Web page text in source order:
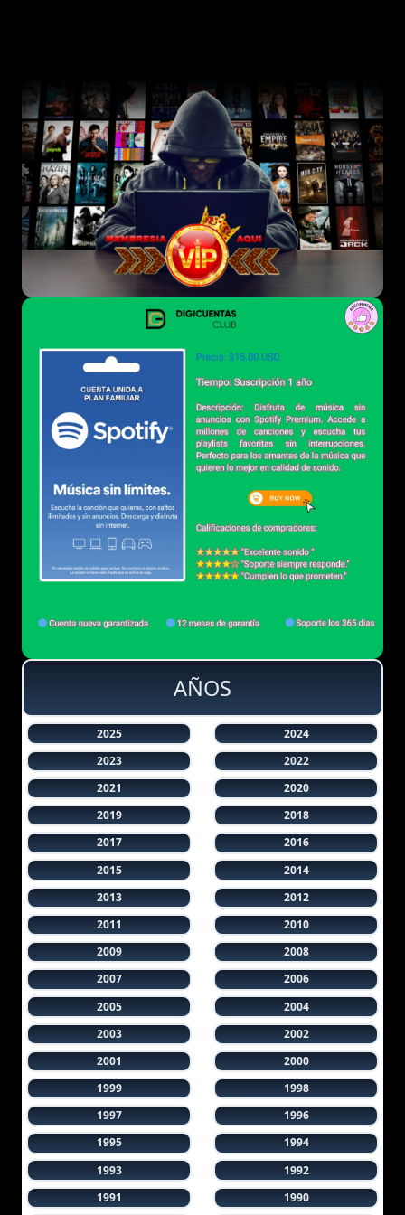
AÑOS
2025
2024
2023
2022
2021
2020
2019
2018
2017
2016
2015
2014
2013
2012
2011
2010
2009
2008
2007
2006
2005
2004
2003
2002
2001
2000
1999
1998
1997
1996
1995
1994
1993
1992
1991
1990